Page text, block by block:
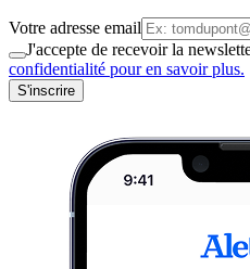
Votre adresse email
J'accepte de recevoir la
confidentialité pour en savoir plus.
S'inscrire